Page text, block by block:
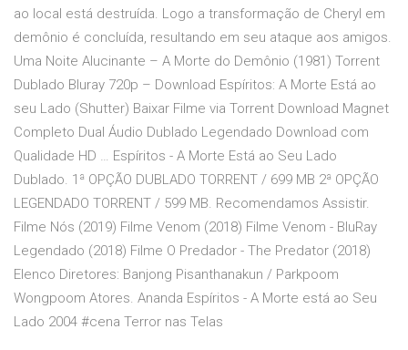
ao local está destruída. Logo a transformação de Cheryl em
demônio é concluída, resultando em seu ataque aos amigos.
Uma Noite Alucinante – A Morte do Demônio (1981) Torrent
Dublado Bluray 720p – Download Espíritos: A Morte Está ao
seu Lado (Shutter) Baixar Filme via Torrent Download Magnet
Completo Dual Áudio Dublado Legendado Download com
Qualidade HD … Espíritos - A Morte Está ao Seu Lado
Dublado. 1ª OPÇÃO DUBLADO TORRENT / 699 MB 2ª OPÇÃO
LEGENDADO TORRENT / 599 MB. Recomendamos Assistir.
Filme Nós (2019) Filme Venom (2018) Filme Venom - BluRay
Legendado (2018) Filme O Predador - The Predator (2018)
Elenco Diretores: Banjong Pisanthanakun / Parkpoom
Wongpoom Atores. Ananda Espíritos - A Morte está ao Seu
Lado 2004 #cena Terror nas Telas